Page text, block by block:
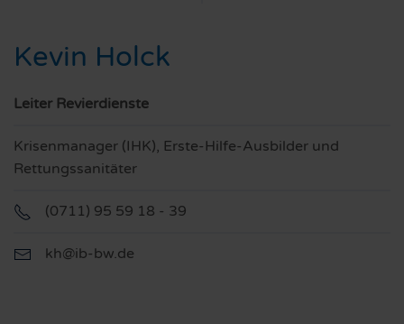
Kevin Holck
Leiter Revierdienste
Krisenmanager (IHK), Erste-Hilfe-Ausbilder und
Rettungssanitäter
(0711) 95 59 18 - 39
kh@ib-bw.de